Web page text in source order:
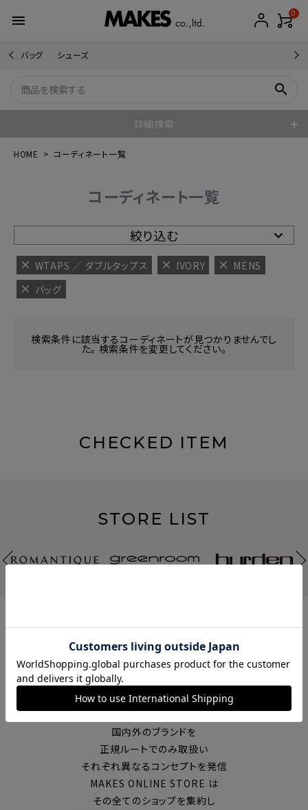
menu 0
バッグ シューズ
search
詳細検索
HOME コーディネート一覧
コーディネート一覧
絞り込む
WTAPS ／ ダブルタップス IVORY
MENS
バッグ
検索条件に該当するコーディネートが見つかりませんでし
た。 検索条件を変更してください。
CHECKED ITEM
STORE LIST
富山の中心エリアで現在7店舗の
セレクトショップを展開
国内外のブランドを
正規ルートでのみ取扱い
それぞれ異なるコンセプトを発信
MAKES ONLINE STORE は
その全てのショップを集約し